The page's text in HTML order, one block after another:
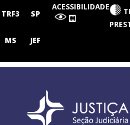
Judiciária
Paulo
TRF3 SP
MS JEF
ACESSIBILIDADE